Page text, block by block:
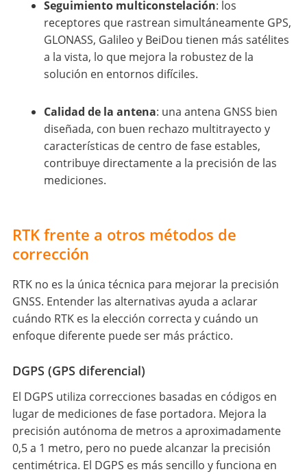
Seguimiento multiconstelación: los
receptores que rastrean simultáneamente GPS,
GLONASS, Galileo y BeiDou tienen más satélites
a la vista, lo que mejora la robustez de la
solución en entornos difíciles.
Calidad de la antena: una antena GNSS bien
diseñada, con buen rechazo multitrayecto y
características de centro de fase estables,
contribuye directamente a la precisión de las
mediciones.
RTK frente a otros métodos de
corrección
RTK no es la única técnica para mejorar la precisión
GNSS. Entender las alternativas ayuda a aclarar
cuándo RTK es la elección correcta y cuándo un
enfoque diferente puede ser más práctico.
DGPS (GPS diferencial)
El DGPS utiliza correcciones basadas en códigos en
lugar de mediciones de fase portadora. Mejora la
precisión autónoma de metros a aproximadamente
0,5 a 1 metro, pero no puede alcanzar la precisión
centimétrica. El DGPS es más sencillo y funciona en